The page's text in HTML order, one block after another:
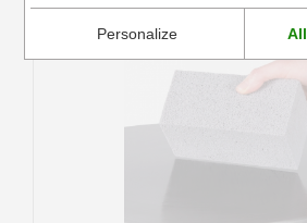
Personalize